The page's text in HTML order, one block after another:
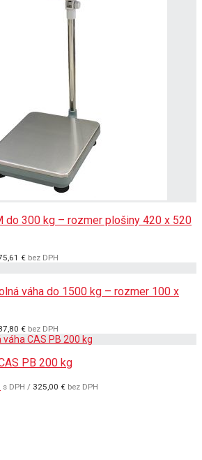
do 300 kg – rozmer plošiny 420 x 520
€ bez DPH
váha do 1500 kg – rozmer 100 x
€ bez DPH
PB 200 kg
Aktuálna
s DPH / 325,00 € bez DPH